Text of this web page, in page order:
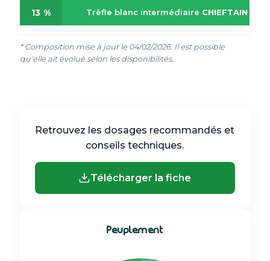
13 % Trèfle blanc intermédiaire CHIEFTAIN
* Composition mise à jour le 04/02/2026. Il est possible
qu'elle ait évolué selon les disponibilités.
Retrouvez les dosages recommandés et
conseils techniques.
Télécharger la fiche
Peuplement